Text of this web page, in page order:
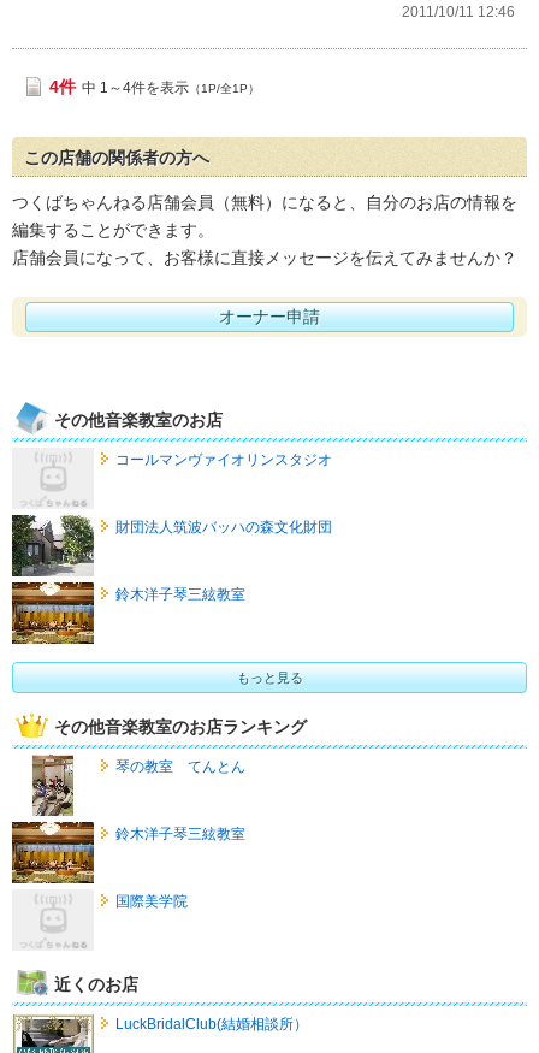
2011/10/11 12:46
4件 中 1～4件を表示 （1P/全1P）
この店舗の関係者の方へ
つくばちゃんねる店舗会員（無料）になると、自分のお店の情報を
編集することができます。
店舗会員になって、お客様に直接メッセージを伝えてみませんか？
オーナー申請
その他音楽教室のお店
コールマンヴァイオリンスタジオ
財団法人筑波バッハの森文化財団
鈴木洋子琴三絃教室
もっと見る
その他音楽教室のお店ランキング
琴の教室 てんとん
鈴木洋子琴三絃教室
国際美学院
近くのお店
LuckBridalClub(結婚相談所）